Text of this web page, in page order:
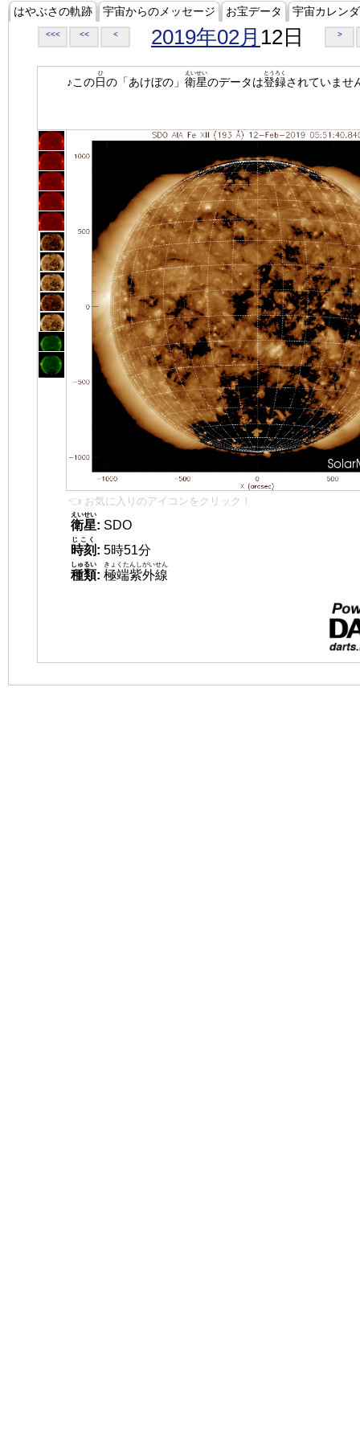
はやぶさの軌跡 宇宙からのメッセージ お宝データ 宇宙カレン
<<< << < 2019年02月 12日 >
♪この日
ひ
の「あけぼの」 衛星
えいせい
のデータは登録
とうろく
されていませ
👈 お気に入りのアイコンをクリック！
衛星
えいせい
: SDO
時刻
じこく
: 5時51分
種類
しゅるい
: 極端紫外線
きょくたんしがいせん